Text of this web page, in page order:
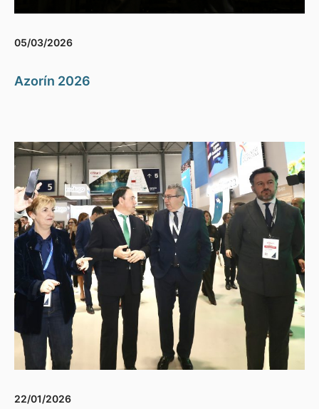
05/03/2026
Azorín 2026
22/01/2026